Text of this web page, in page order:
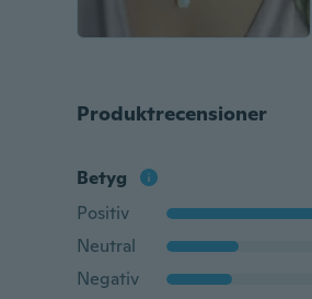
Produktrecensioner
Betyg
Positiv
Neutral
Negativ